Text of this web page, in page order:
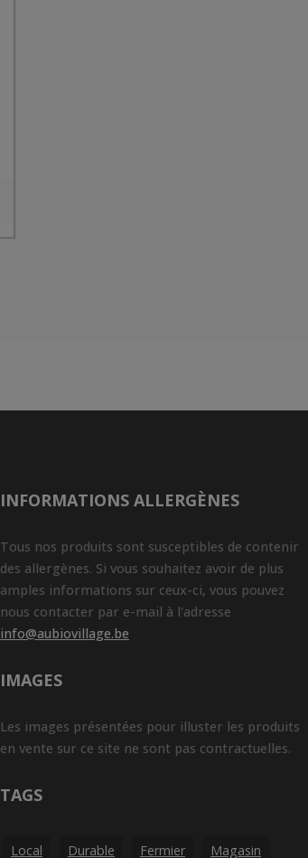
INFORMATIONS ALLERGÈNES
Tous nos produits sont susceptibles de contenir
des allergènes. Si vous souhaitez avoir de plus
amples informations sur ceux-ci, vous pouvez
nous contacter par e-mail à l'adresse
info@aubiovillage.be
IMAGES
Les images présentées pour illuster les produits
en vente sur ce site ne sont pas contractuelles.
TAGS
Local Durable Fermier Magasin